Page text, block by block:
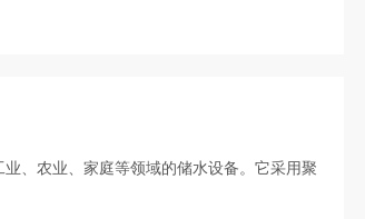
、农业、家庭等领域的储水设备。它采用聚